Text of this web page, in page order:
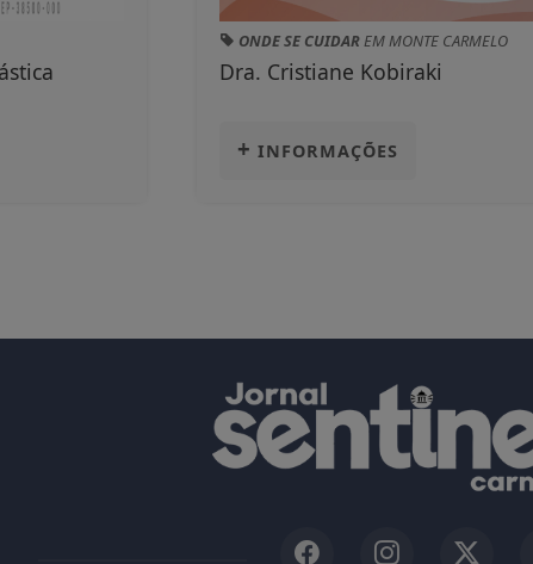
ONDE SE CUIDAREM MONTE CARMELO
Dra. Cristiane Kobiraki
+ INFORMAÇÕES